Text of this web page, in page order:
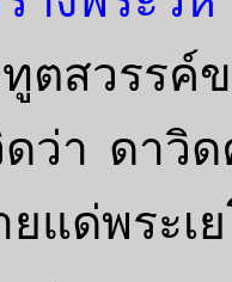
สวรรค์ข
ว่า ดาวิ
แด่พระเ